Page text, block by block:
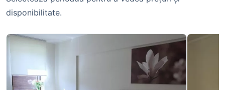
disponibilitate.